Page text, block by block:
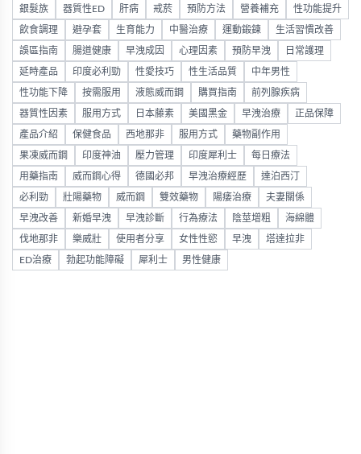
銀髮族 器質性ED 肝病 戒菸 預防方法 營養補充 性功能提升
飲食調理 避孕套 生育能力 中醫治療 運動鍛鍊 生活習慣改善
誤區指南 腸道健康 早洩成因 心理因素 預防早洩 日常護理
延時產品 印度必利勁 性愛技巧 性生活品質 中年男性
性功能下降 按需服用 液態威而鋼 購買指南 前列腺疾病
器質性因素 服用方式 日本藤素 美國黑金 早洩治療 正品保障
產品介紹 保健食品 西地那非 服用方式 藥物副作用
果凍威而鋼 印度神油 壓力管理 印度犀利士 每日療法
用藥指南 威而鋼心得 德國必邦 早洩治療經歷 達泊西汀
必利勁 壯陽藥物 威而鋼 雙效藥物 陽痿治療 夫妻關係
早洩改善 新婚早洩 早洩診斷 行為療法 陰莖增粗 海綿體
伐地那非 樂威壯 使用者分享 女性性慾 早洩 塔達拉非
ED治療 勃起功能障礙 犀利士 男性健康